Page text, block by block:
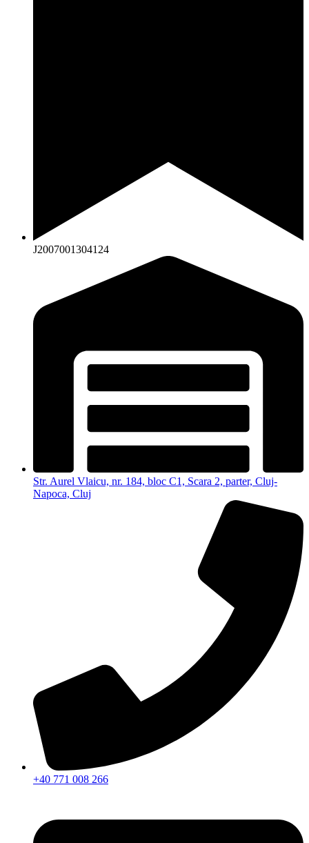
J2007001304124
Str. Aurel Vlaicu, nr. 184, bloc C1, Scara 2, parter, Cluj-
Napoca, Cluj
+40 771 008 266